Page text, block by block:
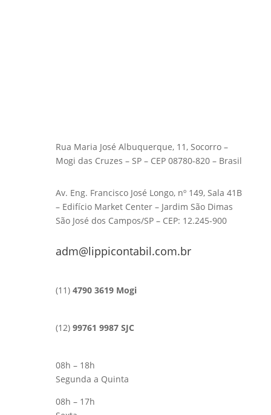
Rua Maria José Albuquerque, 11, Socorro –
Mogi das Cruzes – SP – CEP 08780-820 – Brasil
Av. Eng. Francisco José Longo, nº 149, Sala 41B
– Edifício Market Center – Jardim São Dimas
São José dos Campos/SP – CEP: 12.245-900
adm@lippicontabil.com.br
(11) 4790 3619 Mogi
(12) 99761 9987 SJC
08h – 18h
Segunda a Quinta
08h – 17h